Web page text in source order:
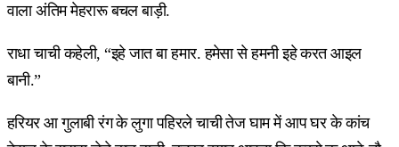
वाला अंतिम मेहरारू बचल बाड़ी.
राधा चाची कहेली, “इहे जात बा हमार. हमेसा से हमनी इहे करत आइल
बानी.”
हरियर आ गुलाबी रंग के लुगा पहिरले चाची तेज घाम में आप घर के कांच